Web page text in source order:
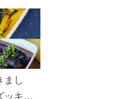
しょ
まし
ッキー